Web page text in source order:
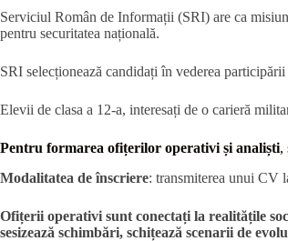
Serviciul Român de Informații (SRI) are ca
pentru securitatea națională.
SRI selecționează candidați în vederea
Elevii de clasa a 12-a, interesați de o carieră
Pentru formarea ofițerilor operativi și analiști,
Modalitatea de înscriere: transmiterea unui CV
Ofițerii operativi sunt conectați la realitățile
sesizează schimbări, schițează scenarii de